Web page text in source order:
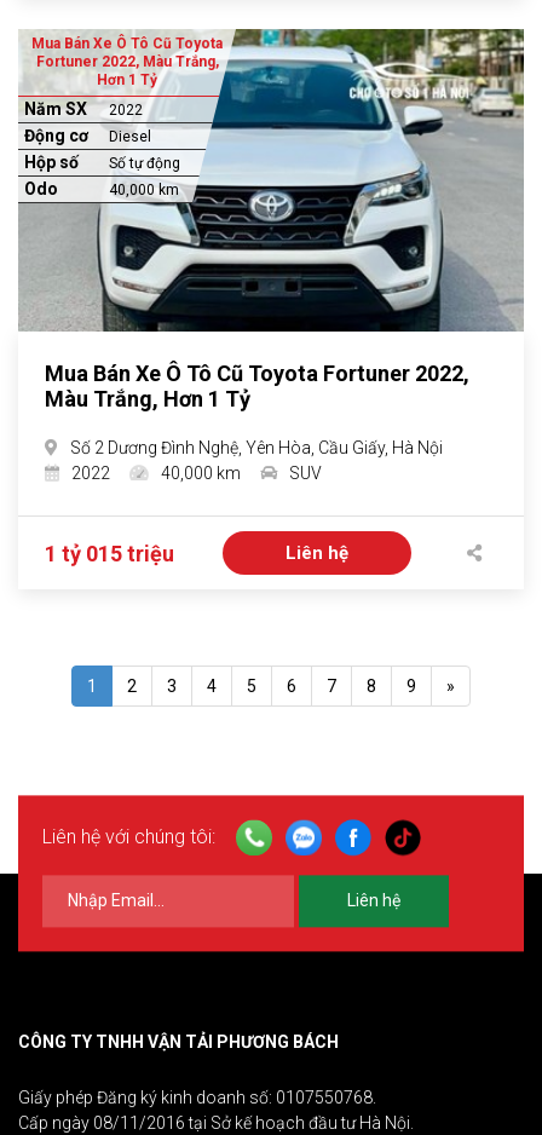
Mua Bán Xe Ô Tô Cũ Toyota
Fortuner 2022, Màu Trắng,
Hơn 1 Tỷ
Năm SX 2022
Động cơ Diesel
Hộp số Số tự động
Odo 40,000 km
Mua Bán Xe Ô Tô Cũ Toyota Fortuner 2022,
Màu Trắng, Hơn 1 Tỷ
Số 2 Dương Đình Nghệ, Yên Hòa, Cầu Giấy, Hà Nội
2022
40,000 km SUV
1 tỷ 015 triệu Liên hệ
1 2 3 4 5 6 7 8 9 »
Liên hệ với chúng tôi:
Liên hệ
CÔNG TY TNHH VẬN TẢI PHƯƠNG BÁCH
Giấy phép Đăng ký kinh doanh số: 0107550768.
Cấp ngày 08/11/2016 tại Sở kế hoạch đầu tư Hà Nội.